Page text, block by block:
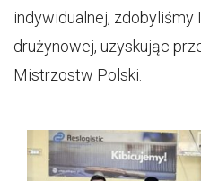
indywidualnej,
drużynowej, uzyskując
Mistrzostw Polski.